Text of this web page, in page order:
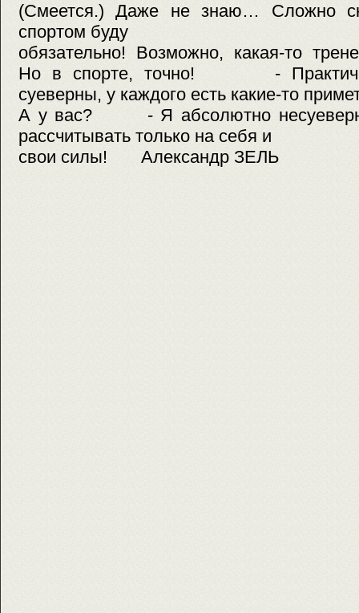
(Смеется.) Даже не знаю… Сложно
спортом буду
обязательно! Возможно, какая-то
Но в спорте, точно! -
суеверны, у каждого есть какие-то
А у вас? - Я абсолютно
рассчитывать только на себя и
свои силы! Александр ЗЕЛЬ